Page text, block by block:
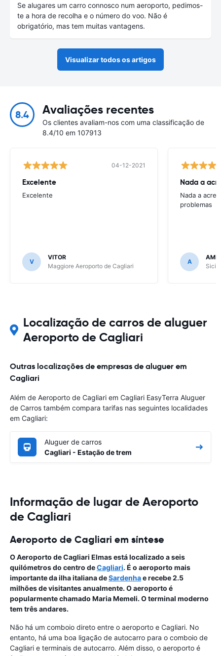
Se alugares um carro connosco num aeroporto, pedimos-
te a hora de recolha e o número do voo. Não é
obrigatório, mas tem muitas vantagens.
Visualizar todos os artigos
8.4 Avaliações recentes
Os clientes avaliam-nos com uma classificação de
8.4/10 em 107913
04-12-2021
Excelente
Excelente
V
VITOR
Maggiore Aeroporto de Cagliari
Nada a
Nada a
problemas
A
Localização de carros de aluguer
Aeroporto de Cagliari
Outras localizações de empresas de aluguer em
Cagliari
Além de Aeroporto de Cagliari em Cagliari EasyTerra Aluguer
de Carros também compara tarifas nas seguintes localidades
em Cagliari:
Aluguer de carros
Cagliari - Estação de trem
Informação de lugar de Aeroporto
de Cagliari
Aeroporto de Cagliari em síntese
O Aeroporto de Cagliari Elmas está localizado a seis
quilómetros do centro deCagliari. É o aeroporto mais
importante da ilha italiana deSardenhae recebe 2.5
milhões de visitantes anualmente. O aeroporto é
popularmente chamado Maria Memeli. O terminal moderno
tem três andares.
Não há um comboio direto entre o aeroporto e Cagliari. No
entanto, há uma boa ligação de autocarro para o comboio de
Cagliari e terminais de autocarro. Além disso, o aeroporto é